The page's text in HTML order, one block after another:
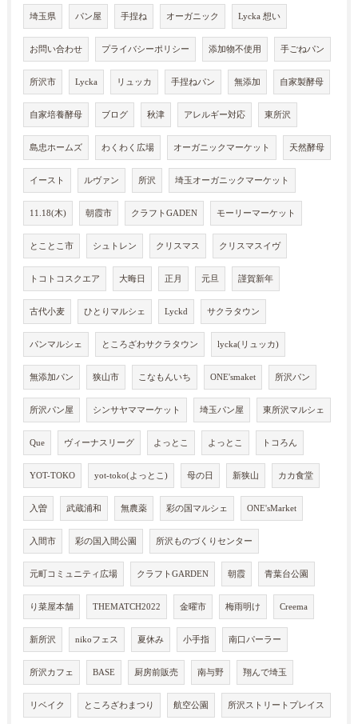
埼玉県 パン屋 手捏ね オーガニック Lycka 想い
お問い合わせ プライバシーポリシー 添加物不使用 手ごねパン
所沢市 Lycka リュッカ 手捏ねパン 無添加 自家製酵母
自家培養酵母 ブログ 秋津 アレルギー対応 東所沢
島忠ホームズ わくわく広場 オーガニックマーケット 天然酵母
イースト ルヴァン 所沢 埼玉オーガニックマーケット
11.18(木) 朝霞市 クラフトGADEN モーリーマーケット
とことこ市 シュトレン クリスマス クリスマスイヴ
トコトコスクエア 大晦日 正月 元旦 謹賀新年
古代小麦 ひとりマルシェ Lyckd サクラタウン
パンマルシェ ところざわサクラタウン lycka(リュッカ)
無添加パン 狭山市 こなもんいち ONE'smaket 所沢パン
所沢パン屋 シンサヤママーケット 埼玉パン屋 東所沢マルシェ
Que ヴィーナスリーグ よっとこ よっとこ トコろん
YOT-TOKO yot-toko(よっとこ) 母の日 新狭山 カカ食堂
入曽 武蔵浦和 無農薬 彩の国マルシェ ONE'sMarket
入間市 彩の国入間公園 所沢ものづくりセンター
元町コミュニティ広場 クラフトGARDEN 朝霞 青葉台公園
り菜屋本舗 THEMATCH2022 金曜市 梅雨明け Creema
新所沢 nikoフェス 夏休み 小手指 南口パーラー
所沢カフェ BASE 厨房前販売 南与野 翔んで埼玉
リベイク ところざわまつり 航空公園 所沢ストリートプレイス